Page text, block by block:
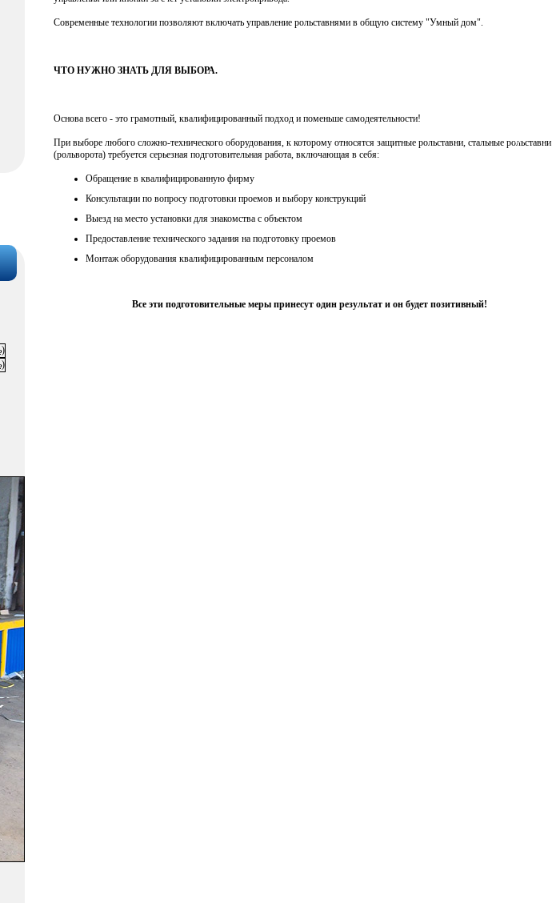
x
Современные технологии позволяют включать управление рольставнями в общую систему "Умный дом".
ЧТО НУЖНО ЗНАТЬ ДЛЯ ВЫБОРА.
Основа всего - это грамотный, квалифицированный подход и поменьше самодеятельности!
При выборе любого сложно-технического оборудования, к которому относятся защитные рольставни, стальные рольставни
(рольворота) требуется серьезная подготовительная работа, включающая в себя:
Обращение в квалифицированную фирму
Консультации по вопросу подготовки проемов и выбору конструкций
Выезд на место установки для знакомства с объектом
Предоставление технического задания на подготовку проемов
Монтаж оборудования квалифицированным персоналом
Все эти подготовительные меры принесут один результат и он будет позитивный!